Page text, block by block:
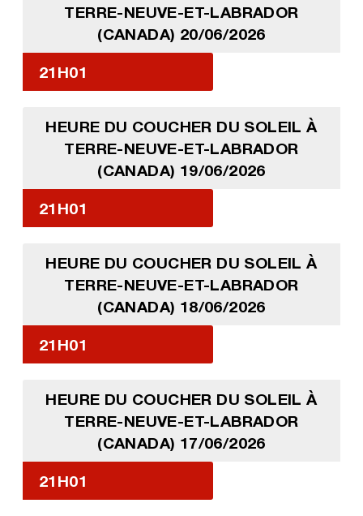
TERRE-NEUVE-ET-LABRADOR
(CANADA) 20/06/2026
21H01
HEURE DU COUCHER DU SOLEIL À
TERRE-NEUVE-ET-LABRADOR
(CANADA) 19/06/2026
21H01
HEURE DU COUCHER DU SOLEIL À
TERRE-NEUVE-ET-LABRADOR
(CANADA) 18/06/2026
21H01
HEURE DU COUCHER DU SOLEIL À
TERRE-NEUVE-ET-LABRADOR
(CANADA) 17/06/2026
21H01